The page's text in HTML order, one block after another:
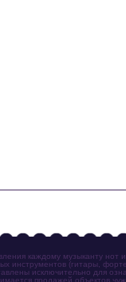
каждому музыканту нот
инструментов (гитары,
исключительно для